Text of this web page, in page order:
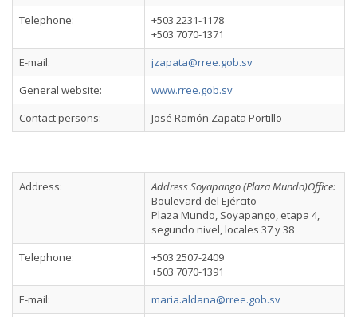
Telephone:
+503 2231-1178
+503 7070-1371
E-mail:
jzapata@rree.gob.sv
General website:
www.rree.gob.sv
Contact persons:
José Ramón Zapata Portillo
Address:
Address Soyapango (Plaza Mundo)Office:
Boulevard del Ejército
Plaza Mundo, Soyapango, etapa 4,
segundo nivel, locales 37 y 38
Telephone:
+503 2507-2409
+503 7070-1391
E-mail:
maria.aldana@rree.gob.sv